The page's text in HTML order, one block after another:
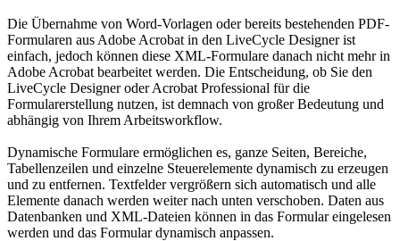
Die Übernahme von Word-Vorlagen oder bereits bestehenden PDF-
Formularen aus Adobe Acrobat in den LiveCycle Designer ist
einfach, jedoch können diese XML-Formulare danach nicht mehr in
Adobe Acrobat bearbeitet werden. Die Entscheidung, ob Sie den
LiveCycle Designer oder Acrobat Professional für die
Formularerstellung nutzen, ist demnach von großer Bedeutung und
abhängig von Ihrem Arbeitsworkflow.
Dynamische Formulare ermöglichen es, ganze Seiten, Bereiche,
Tabellenzeilen und einzelne Steuerelemente dynamisch zu erzeugen
und zu entfernen. Textfelder vergrößern sich automatisch und alle
Elemente danach werden weiter nach unten verschoben. Daten aus
Datenbanken und XML-Dateien können in das Formular eingelesen
werden und das Formular dynamisch anpassen.